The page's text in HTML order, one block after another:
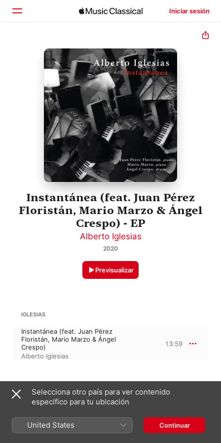
Iniciar sesión
Inicio
Explorar
Buscar
Instantánea (feat. Juan Pérez
Floristán, Mario Marzo & Ángel
Crespo) - EP
Alberto Iglesias
2020
Previsualizar
IGLESIAS
Instantánea (feat. Juan Pérez
Floristán, Mario Marzo & Ángel
Crespo)
Alberto Iglesias
13:59
1 pista, 13 minutos
℗ 2020 Quartet Records under license from Narrika S.L.
Selecciona otro país para ver contenido
específico para tu ubicación
United States Continuar